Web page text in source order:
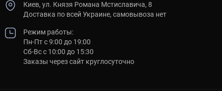
Киев, ул. Князя Романа Мстиславича, 8
Доставка по всей Украине, самовывоза нет
Режим работы:
Пн-Пт с 9:00 до 19:00
Сб-Вс с 10:00 до 15:30
Заказы через сайт круглосуточно